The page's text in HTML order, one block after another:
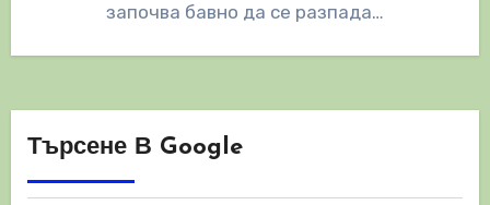
започва бавно да се разпада…
Търсене В Google